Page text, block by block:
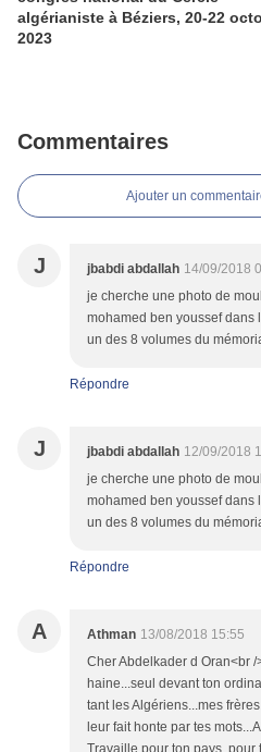
algérianiste à Béziers, 20-22
2023
Commentaires
Ajouter un
J jbabdi abdallah 14/09/2018
je cherche une photo de
mohamed ben youssef dans
un des 8 volumes du
Répondre
J jbabdi abdallah 12/09/2018
je cherche une photo de
mohamed ben youssef dans
un des 8 volumes du
Répondre
A Athman 13/08/2018 15:55
Cher Abdelkader d Oran<br
haine...seul devant ton
tant les Algériens...mes
leur fait honte par tes
Travaille pour ton pays, pour